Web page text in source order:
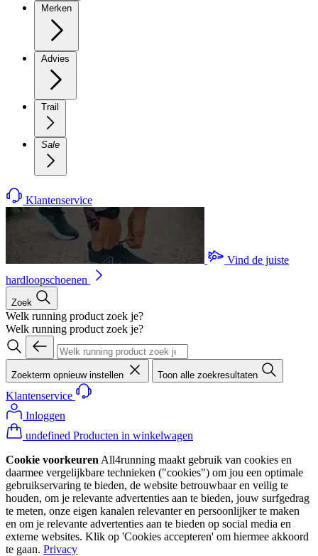
Merken
Advies
Trail
Sale
Klantenservice
Vind de juiste
hardloopschoenen
Zoek
Welk running product zoek je?
Welk running product zoek je?
Zoekterm opnieuw instellen Toon alle zoekresultaten
Klantenservice
Inloggen
undefined Producten in winkelwagen
Cookie voorkeuren All4running maakt gebruik van cookies en
daarmee vergelijkbare technieken ("cookies") om jou een optimale
gebruikservaring te bieden, de website betrouwbaar en veilig te
houden, om je relevante advertenties aan te bieden, jouw surfgedrag
te meten, onze eigen kanalen relevanter en persoonlijker te maken
en om je relevante advertenties aan te bieden op social media en
externe websites. Klik op 'Cookies accepteren' om hiermee akkoord
te gaan. Privacy